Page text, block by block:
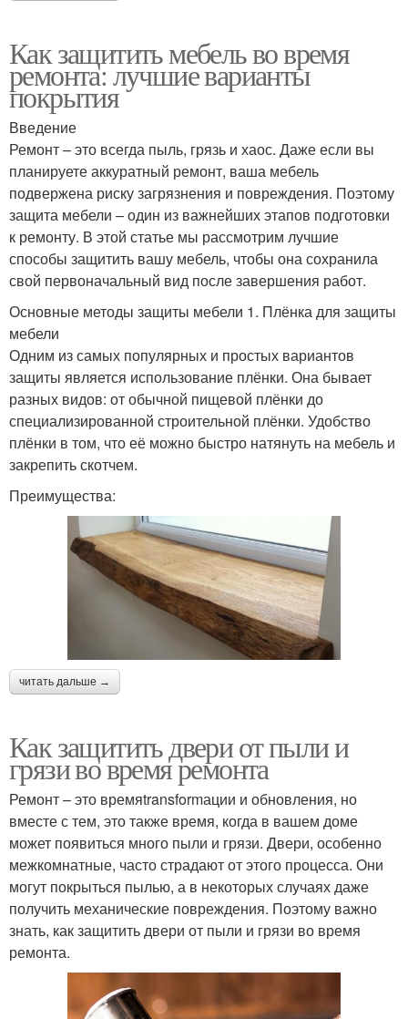
Как защитить мебель во время
ремонта: лучшие варианты
покрытия
Введение
Ремонт – это всегда пыль, грязь и хаос. Даже если вы
планируете аккуратный ремонт, ваша мебель
подвержена риску загрязнения и повреждения. Поэтому
защита мебели – один из важнейших этапов подготовки
к ремонту. В этой статье мы рассмотрим лучшие
способы защитить вашу мебель, чтобы она сохранила
свой первоначальный вид после завершения работ.
Основные методы защиты мебели 1. Плёнка для защиты
мебели
Одним из самых популярных и простых вариантов
защиты является использование плёнки. Она бывает
разных видов: от обычной пищевой плёнки до
специализированной строительной плёнки. Удобство
плёнки в том, что её можно быстро натянуть на мебель и
закрепить скотчем.
Преимущества:
читать дальше →
Как защитить двери от пыли и
грязи во время ремонта
Ремонт – это времяtransformации и обновления, но
вместе с тем, это также время, когда в вашем доме
может появиться много пыли и грязи. Двери, особенно
межкомнатные, часто страдают от этого процесса. Они
могут покрыться пылью, а в некоторых случаях даже
получить механические повреждения. Поэтому важно
знать, как защитить двери от пыли и грязи во время
ремонта.